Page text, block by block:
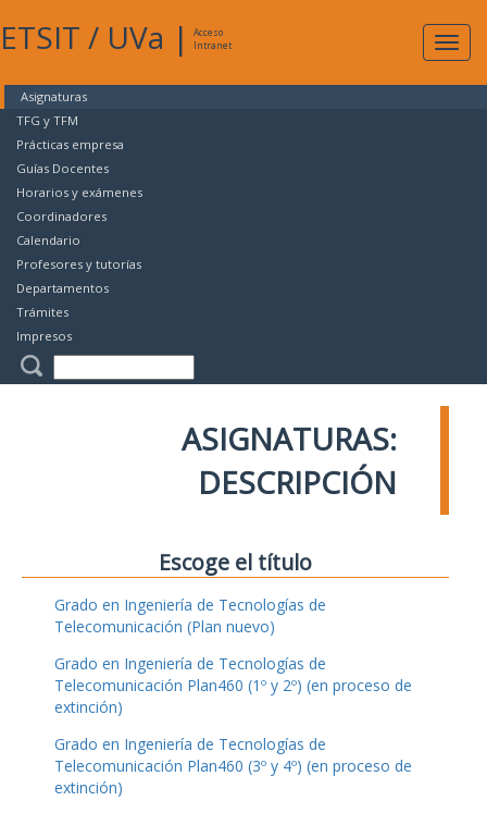
ETSIT / UVa |
Acceso
Intranet
Asignaturas
TFG y TFM
Prácticas empresa
Guías Docentes
Horarios y exámenes
Coordinadores
Calendario
Profesores y tutorías
Departamentos
Trámites
Impresos
ASIGNATURAS:
DESCRIPCIÓN
Escoge el título
Grado en Ingeniería de Tecnologías de
Telecomunicación (Plan nuevo)
Grado en Ingeniería de Tecnologías de
Telecomunicación Plan460 (1º y 2º) (en proceso de
extinción)
Grado en Ingeniería de Tecnologías de
Telecomunicación Plan460 (3º y 4º) (en proceso de
extinción)